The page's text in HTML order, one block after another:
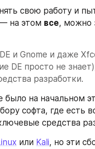
свою работу и
на этом все, можно
и Gnome и даже
DE просто не
разработки.
было на начальном
софта, где есть
средства
или Kali, но эти